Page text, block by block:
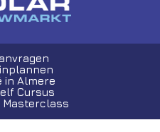
in Almere
Cursus